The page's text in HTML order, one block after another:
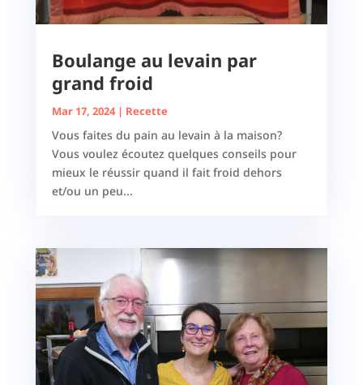
Boulange au levain par
grand froid
Mar 17, 2024| Recette
Vous faites du pain au levain à la maison?
Vous voulez écoutez quelques conseils pour
mieux le réussir quand il fait froid dehors
et/ou un peu...